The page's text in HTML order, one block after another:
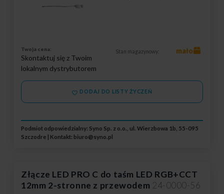
Twoja cena:
Skontaktuj się z Twoim
lokalnym dystrybutorem
Stan magazynowy: mało
DODAJ DO LISTY ŻYCZEŃ
Podmiot odpowiedzialny: Syno Sp. z o.o., ul. Wierzbowa 1b, 55-095
Szczodre | Kontakt: biuro@syno.pl
Złącze LED PRO C do taśm LED RGB+CCT
12mm 2-stronne z przewodem 24-0000-56